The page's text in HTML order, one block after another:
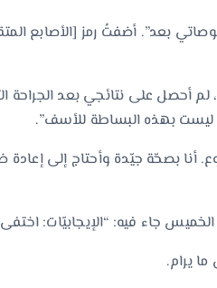
بعد”. أضفتُ رمز [الأصابع
على نتائجي بعد الجراحة
ليست بهذه البساطة للأسف”.
بصحّة جيّدة وأحتاج إلى إعادة
جاء فيه: “الإيجابيّات:
يرام.